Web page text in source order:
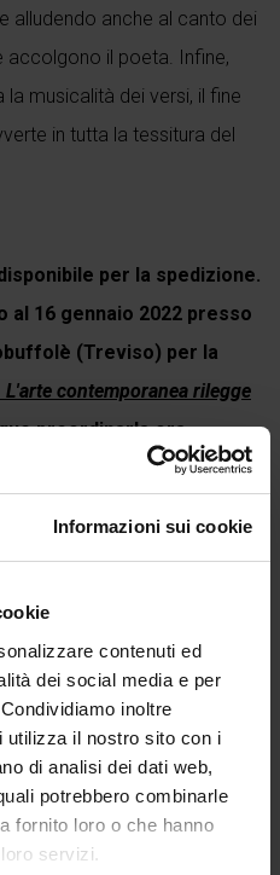
Informazioni sui cookie
contenuti ed
dei social media e per
inoltre
utilizza il nostro sito con i
di analisi dei dati web,
potrebbero combinarle
fornito loro o che hanno
servizi.
alludendo anche al canto dei
accolgono il poeta. Infine,
la musicalità dei versi, il fine
in tutta la tessitura del
per la spedizione.
al 16 gennaio 2022 presso
(Treviso) per la
L'arte contemporanea rilegge
preordinarla ora.
“Canto XX del Paradiso”
and review this product)